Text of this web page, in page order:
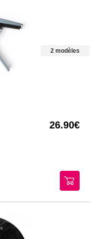
2 modèles
26.90